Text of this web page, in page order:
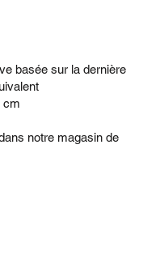
basée sur la dernière
cm
notre magasin de